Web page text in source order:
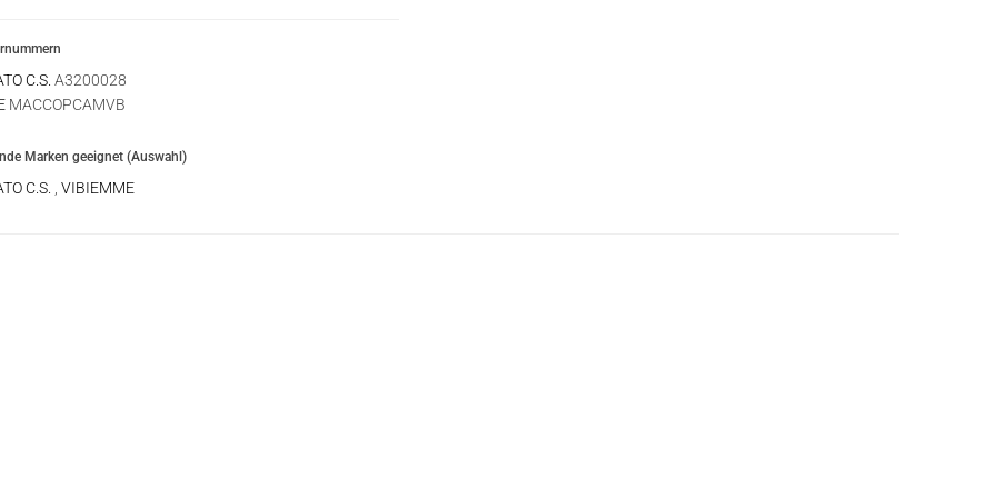
C.S. A3200028
MACCOPCAMVB
Marken geeignet (Auswahl)
C.S. VIBIEMME